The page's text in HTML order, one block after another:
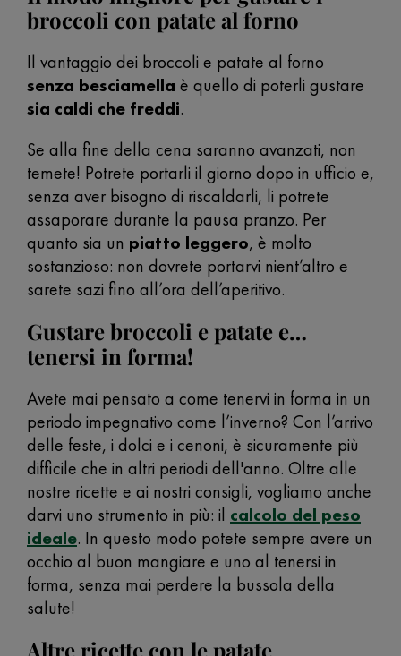
broccoli con patate al forno
Il vantaggio dei broccoli e patate al forno
senza besciamella è quello di poterli gustare
sia caldi che freddi.
Se alla fine della cena saranno avanzati, non
temete! Potrete portarli il giorno dopo in ufficio e,
senza aver bisogno di riscaldarli, li potrete
assaporare durante la pausa pranzo. Per
quanto sia un piatto leggero, è molto
sostanzioso: non dovrete portarvi nient’altro e
sarete sazi fino all’ora dell’aperitivo.
Gustare broccoli e patate e…
tenersi in forma!
Avete mai pensato a come tenervi in forma in un
periodo impegnativo come l’inverno? Con l’arrivo
delle feste, i dolci e i cenoni, è sicuramente più
difficile che in altri periodi dell'anno. Oltre alle
nostre ricette e ai nostri consigli, vogliamo anche
darvi uno strumento in più: il calcolo del peso
ideale. In questo modo potete sempre avere un
occhio al buon mangiare e uno al tenersi in
forma, senza mai perdere la bussola della
salute!
Altre ricette con le patate